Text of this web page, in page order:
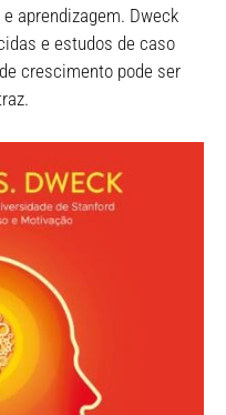
aprendizagem. Dweck
e estudos de caso
crescimento pode ser